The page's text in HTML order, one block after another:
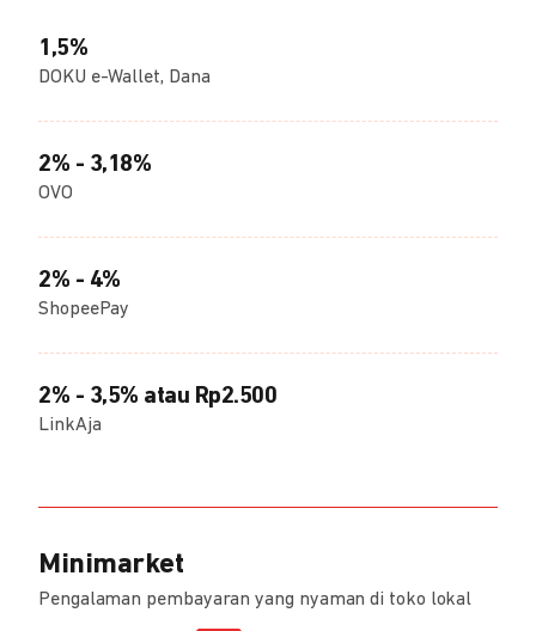
1,5%
DOKU e-Wallet, Dana
2% - 3,18%
OVO
2% - 4%
ShopeePay
2% - 3,5% atau Rp2.500
LinkAja
Minimarket
Pengalaman pembayaran yang nyaman di toko lokal